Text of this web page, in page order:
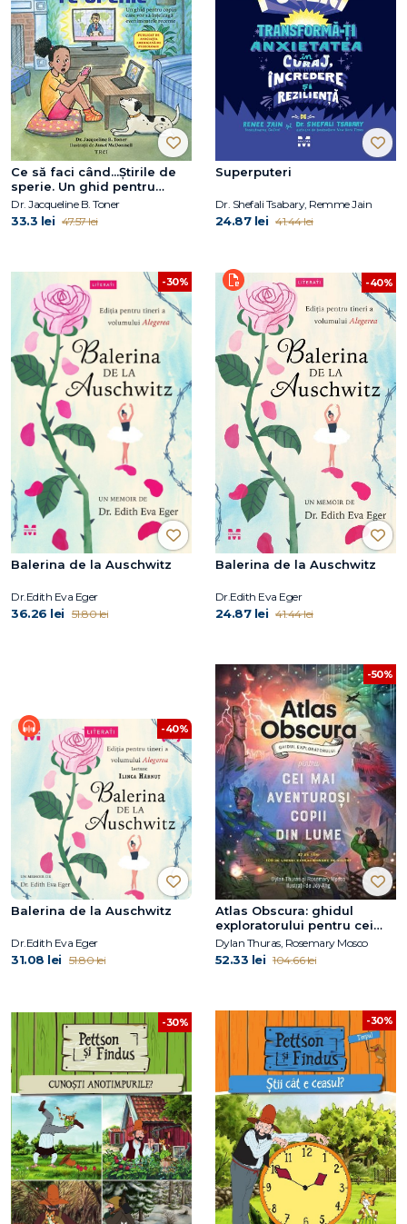
Ce să faci când...Știrile de
sperie. Un ghid pentru
copiii care vor să înțeleagă
evenimentele recente
Dr. Jacqueline B. Toner
33.3 lei 47.57 lei
Superputeri
Dr. Shefali Tsabary, Remme Jain
24.87 lei 41.44 lei
-30%
Balerina de la Auschwitz
Dr.Edith Eva Eger
36.26 lei 51.80 lei
-40%
Balerina de la Auschwitz
Dr.Edith Eva Eger
24.87 lei 41.44 lei
-40%
Balerina de la Auschwitz
Dr.Edith Eva Eger
31.08 lei 51.80 lei
-50%
Atlas Obscura: ghidul
exploratorului pentru cei
mai aventuroși copii din
lume
Dylan Thuras, Rosemary Mosco
52.33 lei 104.66 lei
-30% -30%